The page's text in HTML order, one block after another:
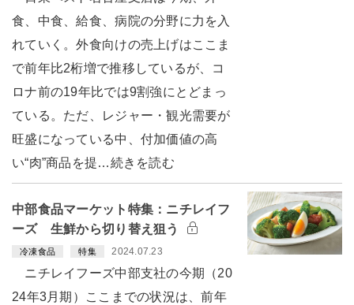
食、中食、給食、病院の分野に力を入
れていく。外食向けの売上げはここま
で前年比2桁増で推移しているが、コ
ロナ前の19年比では9割強にとどまっ
ている。ただ、レジャー・観光需要が
旺盛になっている中、付加価値の高
い“肉”商品を提…続きを読む
中部食品マーケット特集：ニチレイフ
ーズ 生鮮から切り替え狙う
冷凍食品 特集 2024.07.23
ニチレイフーズ中部支社の今期（20
24年3月期）ここまでの状況は、前年